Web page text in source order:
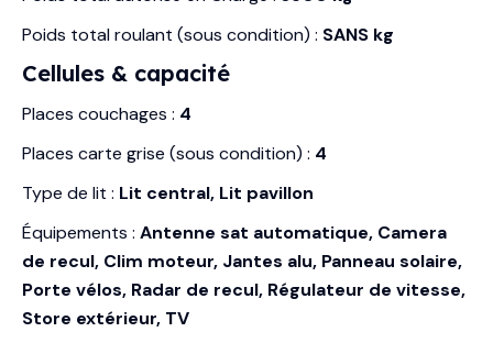
Poids total roulant (sous condition) : SANS kg
Cellules & capacité
Places couchages : 4
Places carte grise (sous condition) : 4
Type de lit : Lit central, Lit pavillon
Équipements : Antenne sat automatique, Camera
de recul, Clim moteur, Jantes alu, Panneau solaire,
Porte vélos, Radar de recul, Régulateur de vitesse,
Store extérieur, TV